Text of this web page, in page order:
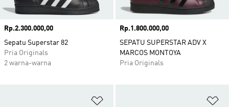
Harga
Rp.2.300.000,00
Sepatu Superstar 82
Pria Originals
2 warna-warna
Harga
Rp.1.800.000,00
SEPATU SUPERSTAR ADV X
MARCOS MONTOYA
Pria Originals